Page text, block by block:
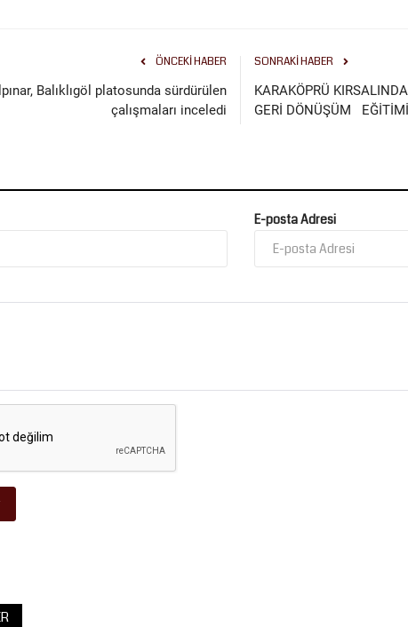
ÖNCEKI HABER
Balıklıgöl platosunda sürdürülen
çalışmaları inceledi
SONRAKI HABER
KARAKÖPRÜ
GERİ DÖNÜŞÜM EĞİTİMİ
E-posta Adresi
Yönetmen Onur Sürek TRT
2026 0
Siverek ilçesinden genç yönetmen Onur Sürek,
filmi...